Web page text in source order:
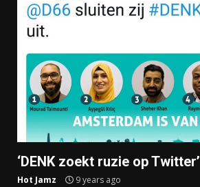
‘DENK zoekt ruzie op Twitter’
Hot Jamz 9 years ago